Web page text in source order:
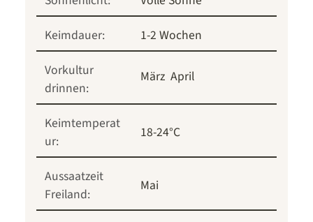
Keimdauer:
1-2 Wochen
Vorkultur
drinnen:
März April
Keimtemperat
ur:
18-24°C
Aussaatzeit
Freiland:
Mai